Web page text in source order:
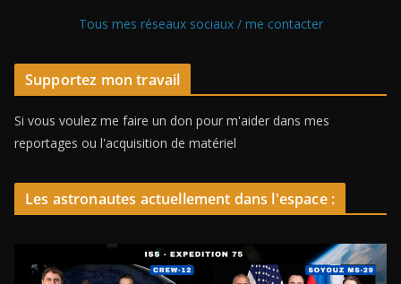
Tous mes réseaux sociaux / me contacter
Supportez mon travail
Si vous voulez me faire un don pour m'aider dans mes
reportages ou l'acquisition de matériel
Les astronautes actuellement dans l'espace :